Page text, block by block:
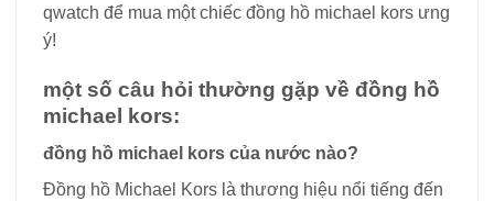
qwatch để mua một chiếc đồng hồ michael kors ưng
ý!
một số câu hỏi thường gặp về đồng hồ
michael kors:
đồng hồ michael kors của nước nào?
Đồng hồ Michael Kors là thương hiệu nổi tiếng đến